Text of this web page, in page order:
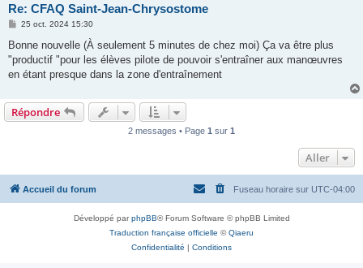
Re: CFAQ Saint-Jean-Chrysostome
M
s
a
g
25 oct. 2024 15:30
Bonne nouvelle (À seulement 5 minutes de chez moi) Ça va être plus
"productif "pour les élèves pilote de pouvoir s'entraîner aux manœuvres
en étant presque dans la zone d'entraînement
Répondre
2 messages • Page 1 sur 1
Aller
Accueil du forum Fuseau horaire sur UTC-04:00
Développé parphpBB® Forum Software © phpBB Limited
Traduction française officielle ©Qiaeru
Confidentialité | Conditions